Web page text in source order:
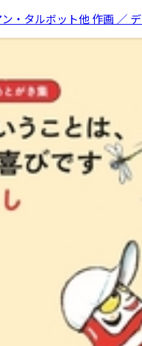
・タルボット他 作画 ／